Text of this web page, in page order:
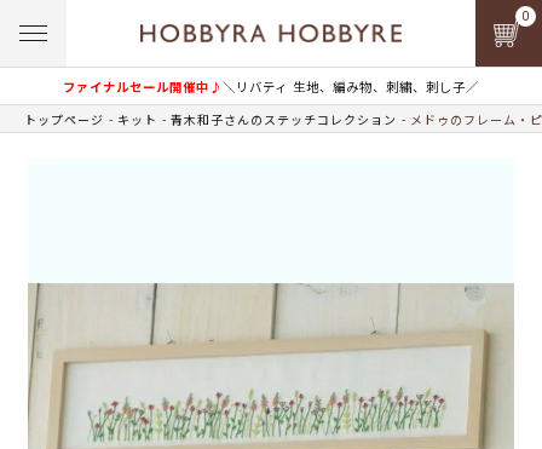
ファイナルセール開催中♪＼リバティ 生地、編み物、刺繍、刺し子／
0
トップページ キット 青木和子さんのステッチコレクション メドゥのフレーム・